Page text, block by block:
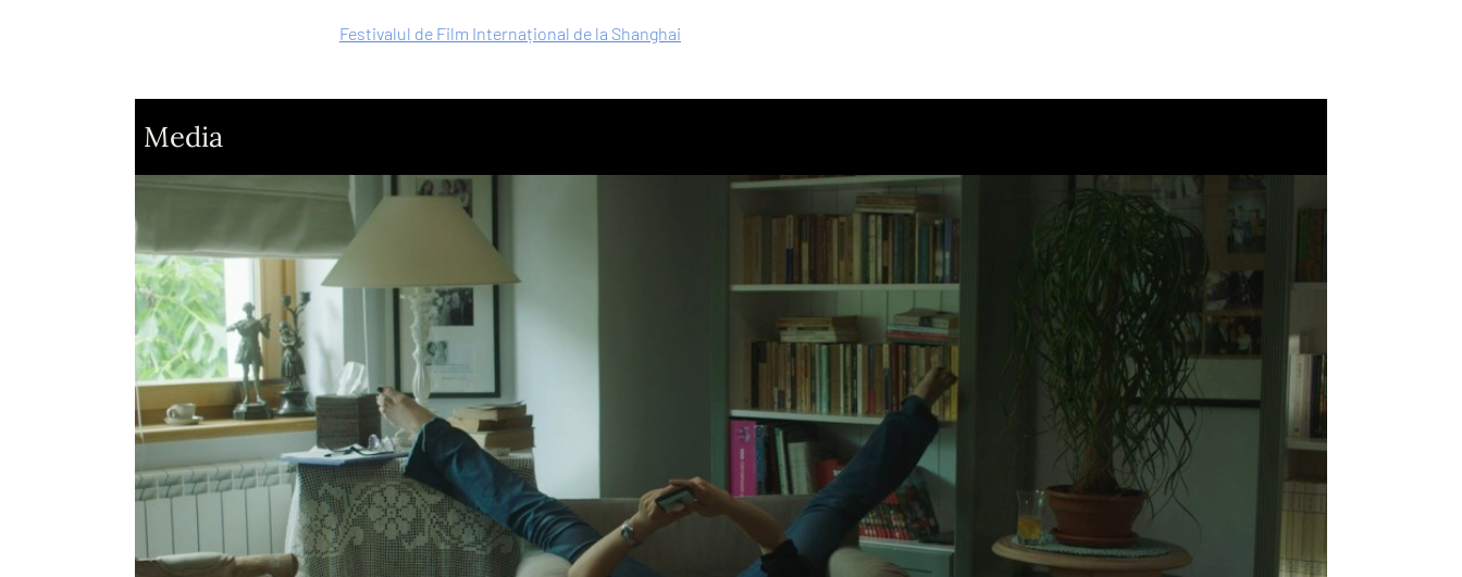
Festivalul de Film Internațional de la Shanghai
Media